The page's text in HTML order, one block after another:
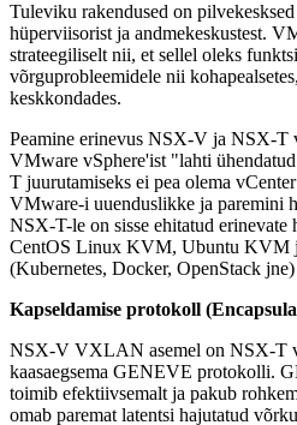
Tuleviku rakendused on
hüperviisorist ja andmekeskustest.
strateegiliselt nii, et sellel oleks
võrguprobleemidele nii
keskkondades.
Peamine erinevus NSX-V ja NSX-T
VMware vSphere'ist "lahti
T juurutamiseks ei pea olema
VMware-i uuenduslikke ja paremini
NSX-T-le on sisse ehitatud
CentOS Linux KVM, Ubuntu KVM
(Kubernetes, Docker, OpenStack
Kapseldamise protokoll
NSX-V VXLAN asemel on NSX-T
kaasaegsema GENEVE protokolli.
toimib efektiivsemalt ja pakub
omab paremat latentsi hajutatud